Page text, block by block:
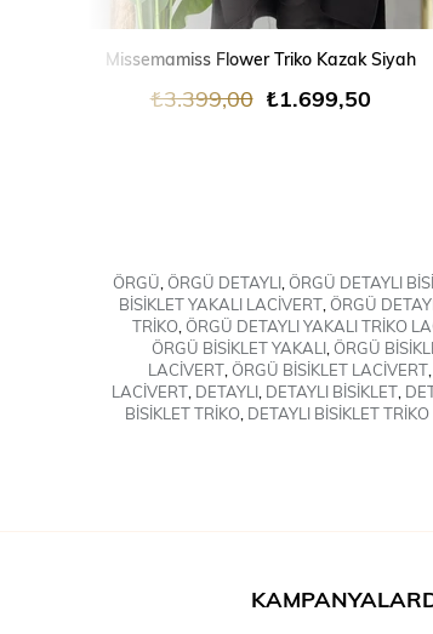
Missemamiss Flower Triko Kazak Siyah
₺1.699,50
₺3.399,00
ÖRGÜ ÖRGÜ DETAYLI, ÖRGÜ DETAYLI
BİSİKLET YAKALI LACİVERT, ÖRGÜ
TRİKO ÖRGÜ DETAYLI YAKALI TRİKO
ÖRGÜ BİSİKLET YAKALI ÖRGÜ
LACİVERT ÖRGÜ BİSİKLET LACİVERT
LACİVERT DETAYLI DETAYLI BİSİKLET
BİSİKLET TRİKO, DETAYLI BİSİKLET